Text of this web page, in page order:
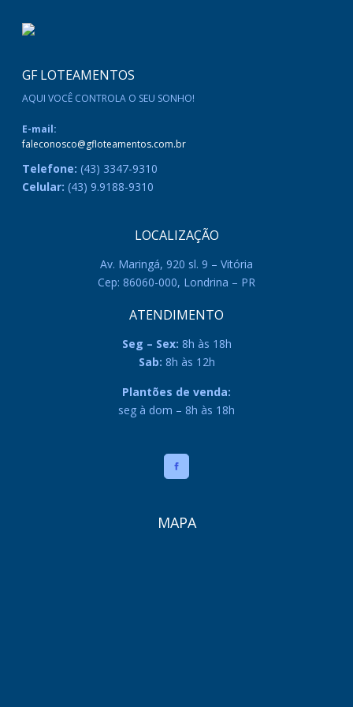
o
k
p
p er
GF LOTEAMENTOS
AQUI VOCÊ CONTROLA O SEU SONHO!
E-mail:
faleconosco@gfloteamentos.com.br
Telefone: (43) 3347-9310
Celular: (43) 9.9188-9310
LOCALIZAÇÃO
Av. Maringá, 920 sl. 9 – Vitória
Cep: 86060-000, Londrina – PR
ATENDIMENTO
Seg – Sex: 8h às 18h
Sab: 8h às 12h
Plantões de venda:
seg à dom – 8h às 18h
MAPA